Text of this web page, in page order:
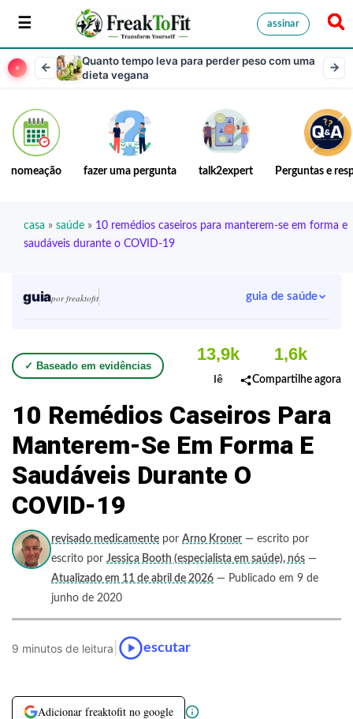
assinar
Quanto tempo leva para perder peso com uma
dieta vegana
nomeação fazer uma pergunta talk2expert Perguntas e
casa » saúde » 10 remédios caseiros para manterem-se em forma e
saudáveis durante o COVID-19
guiapor freaktofit guia de saúde
✓ Baseado em evidências
13,9k
lê
1,6k
Compartilhe agora
10 Remédios Caseiros Para
Manterem-Se Em Forma E
Saudáveis Durante O
COVID-19
revisado medicamente por Arno Kroner — escrito por
escrito por Jessica Booth (especialista em saúde), nós —
Atualizado em 11 de abril de 2026 — Publicado em 9 de
junho de 2020
9 minutos de leitura escutar
Adicionar freaktofit no google